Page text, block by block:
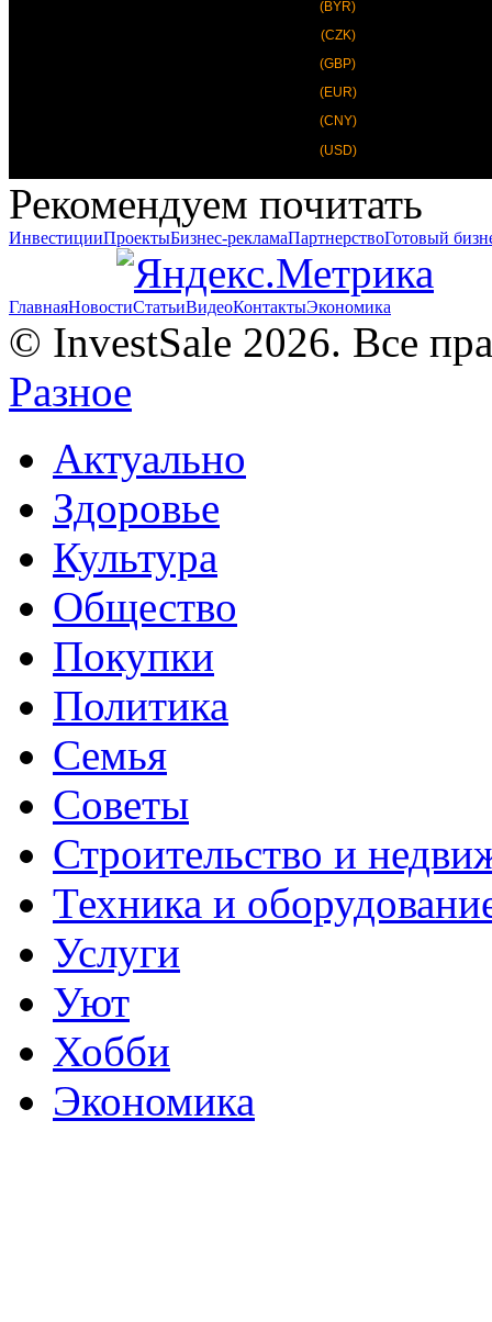
(BYR)
(CZK)
(GBP)
(EUR)
(CNY)
(USD)
Рекомендуем почитать
ИнвестицииПроектыБизнес-рекламаПартнерствоГотовый
ГлавнаяНовостиСтатьиВидеоКонтактыЭкономика
© InvestSale 2026. Все
Разное
Актуально
Здоровье
Культура
Общество
Покупки
Политика
Семья
Советы
Строительство и
Техника и
Услуги
Уют
Хобби
Экономика